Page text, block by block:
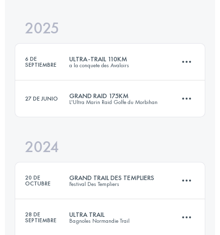
Inicia sesión para ver el UTMB Index
2025
6 DE
SEPTIEMBRE
ULTRA-TRAIL 110KM
a la conquete des Avaloirs
Inicia sesión para ver el UTMB Index
27 DE JUNIO GRAND RAID 175KM
L'Ultra Marin Raid Golfe du Morbihan
Inicia sesión para ver el UTMB Index
2024
20 DE
OCTUBRE
GRAND TRAIL DES TEMPLIERS
Festival Des Templiers
28 DE
SEPTIEMBRE
ULTRA TRAIL
Bagnoles Normandie Trail